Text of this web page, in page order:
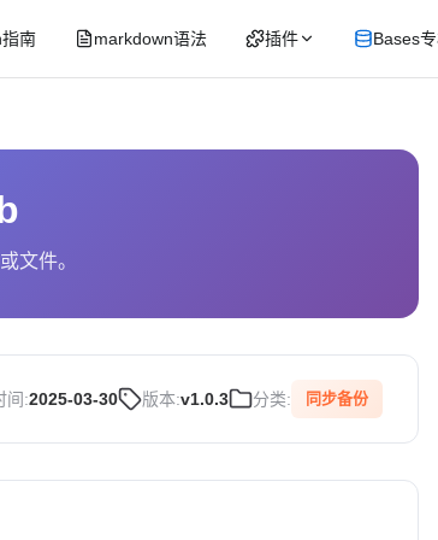
南 markdown语法 插件 Bases
文件。
间:2025-03-30 版本:v1.0.3 分类: 同步备份